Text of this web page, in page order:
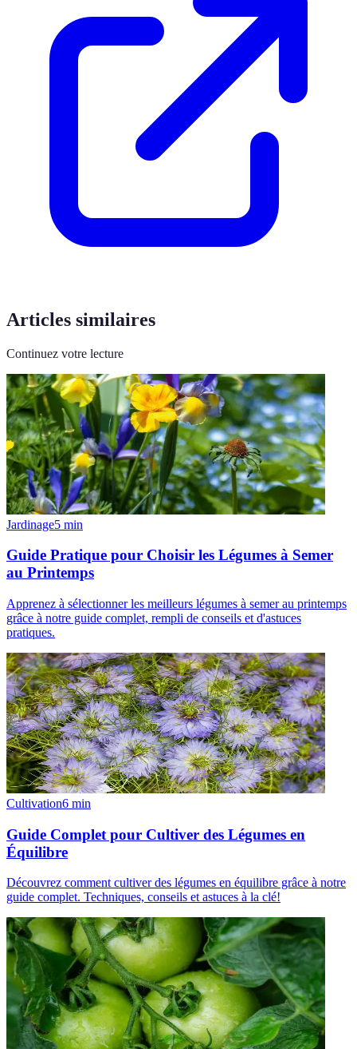
Articles similaires
Continuez votre lecture
Jardinage5 min
Guide Pratique pour Choisir les Légumes à Semer
au Printemps
Apprenez à sélectionner les meilleurs légumes à semer au printemps
grâce à notre guide complet, rempli de conseils et d'astuces
pratiques.
Cultivation6 min
Guide Complet pour Cultiver des Légumes en
Équilibre
Découvrez comment cultiver des légumes en équilibre grâce à notre
guide complet. Techniques, conseils et astuces à la clé!